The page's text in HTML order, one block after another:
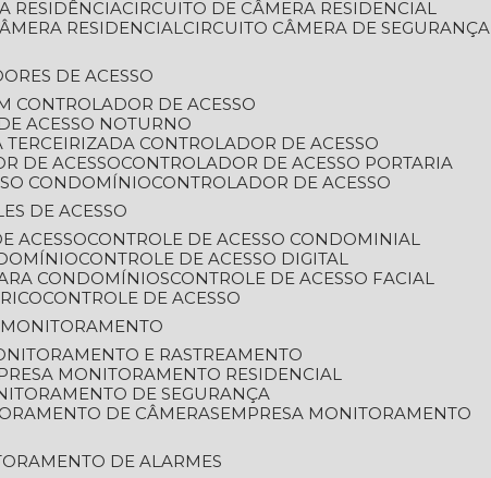
RESIDÊNCIA
CIRCUITO DE CÂMERA RESIDENCIAL
RESIDENCIAL
CIRCUITO CÂMERA DE SEGURANÇA
DE ACESSO
CONTROLADOR DE ACESSO
ACESSO NOTURNO
TERCEIRIZADA CONTROLADOR DE ACESSO
DE ACESSO
CONTROLADOR DE ACESSO PORTARIA
CONDOMÍNIO
CONTROLADOR DE ACESSO
DE ACESSO
ACESSO
CONTROLE DE ACESSO CONDOMINIAL
CONTROLE DE ACESSO DIGITAL
CONDOMÍNIOS
CONTROLE DE ACESSO FACIAL
CONTROLE DE ACESSO
MONITORAMENTO
E RASTREAMENTO
MONITORAMENTO RESIDENCIAL
DE SEGURANÇA
DE CÂMERAS
EMPRESA MONITORAMENTO
DE ALARMES